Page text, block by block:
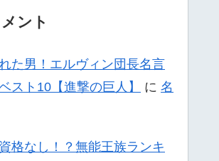
ント
た男！エルヴィン団長名言
スト10【進撃の巨人】
に 名
格なし！？無能王族ランキ